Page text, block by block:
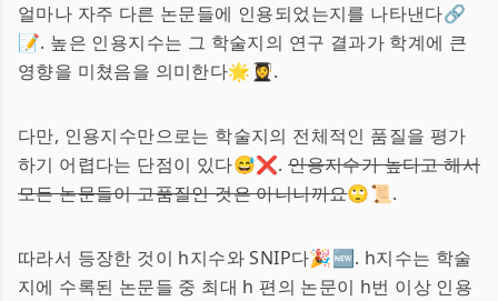
얼마나 자주 다른 논문들에 인용되었는지를 나타낸다🔗
📝. 높은 인용지수는 그 학술지의 연구 결과가 학계에 큰
영향을 미쳤음을 의미한다🌟👩‍🎓.
다만, 인용지수만으로는 학술지의 전체적인 품질을 평가
하기 어렵다는 단점이 있다😅❌.인용지수가 높다고 해서
모든 논문들이 고품질인 것은 아니니까요🙄📜.
따라서 등장한 것이 h지수와 SNIP다🎉🆕. h지수는 학술
지에 수록된 논문들 중 최대 h 편의 논문이 h번 이상 인용